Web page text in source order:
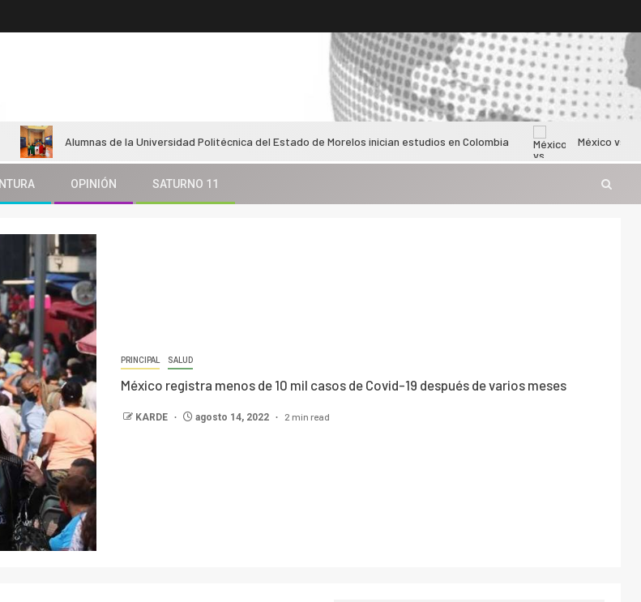
Alumnas de la Universidad Politécnica del Estado de Morelos inician estudios en Colombia México vs Colombia
OPINIÓN SATURNO 11
PRINCIPAL SALUD
México registra menos de 10 mil casos de Covid-19 después de varios meses
KARDE agosto 14, 2022 2 min read